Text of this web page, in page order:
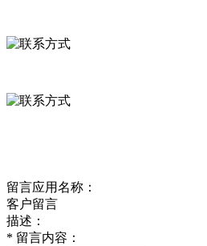
留言应用名称：
客户留言
描述：
* 留言内容：